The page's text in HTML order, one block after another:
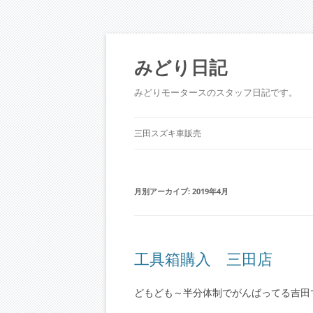
コ
ン
ツ
へ
ス
みどり日記
みどりモータースのスタッフ日記です。
三田スズキ車販売
月別アーカイブ: 2019年4月
工具箱購入 三田店
どもども～半分体制でがんばってる吉